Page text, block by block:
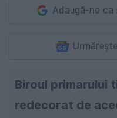
Adaugă-ne
Biroul primarului
redecorat de